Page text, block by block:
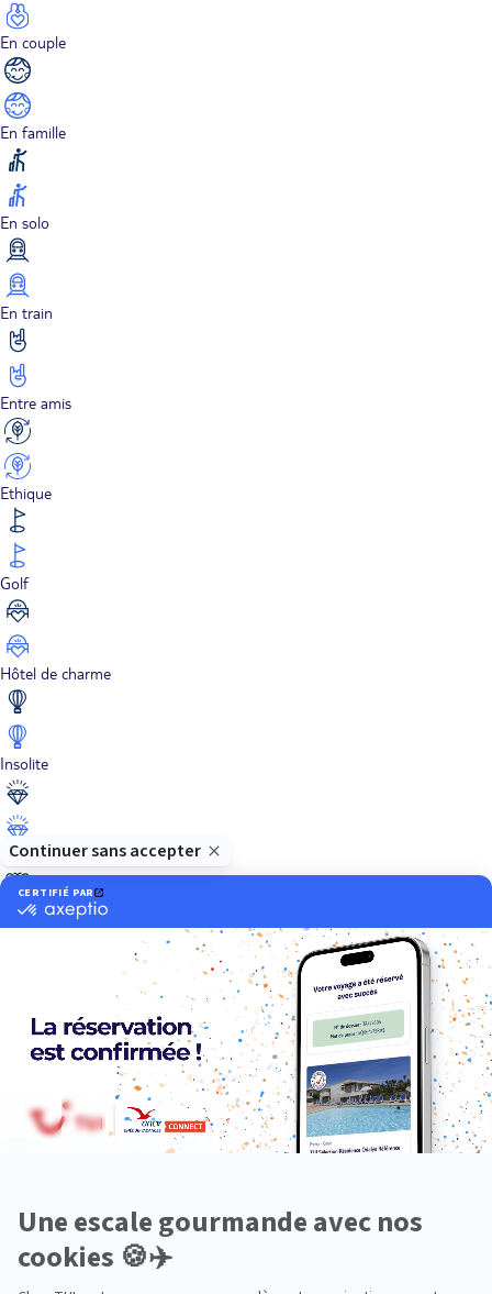
En couple
En famille
En solo
En train
Entre amis
Ethique
Golf
Hôtel de charme
Insolite
Luxe
Neige
Plongée
Premium